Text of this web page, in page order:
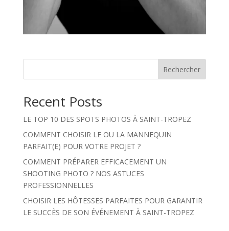
Rechercher
Recent Posts
LE TOP 10 DES SPOTS PHOTOS À SAINT-TROPEZ
COMMENT CHOISIR LE OU LA MANNEQUIN
PARFAIT(E) POUR VOTRE PROJET ?
COMMENT PRÉPARER EFFICACEMENT UN
SHOOTING PHOTO ? NOS ASTUCES
PROFESSIONNELLES
CHOISIR LES HÔTESSES PARFAITES POUR GARANTIR
LE SUCCÈS DE SON ÉVÉNEMENT À SAINT-TROPEZ